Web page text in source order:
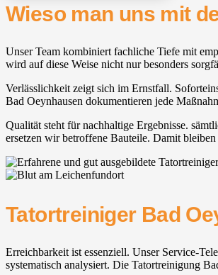
Wieso man uns mit
Unser Team kombiniert fachliche Tiefe mit
wird auf diese Weise nicht nur besonders
Verlässlichkeit zeigt sich im Ernstfall.
Bad Oeynhausen dokumentieren jede
Qualität steht für nachhaltige Ergebnisse.
ersetzen wir betroffene Bauteile. Damit
Tatortreiniger Bad
Erreichbarkeit ist essenziell. Unser Service-
systematisch analysiert. Die Tatortreinigung